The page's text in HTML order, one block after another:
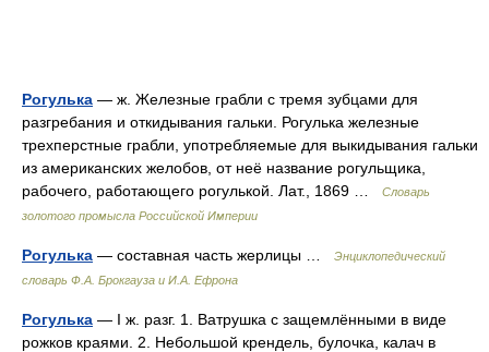
Рогулька — ж. Железные грабли с тремя зубцами для
разгребания и откидывания гальки. Рогулька железные
трехперстные грабли, употребляемые для выкидывания гальки
из американских желобов, от неё название рогульщика,
рабочего, работающего рогулькой. Лат., 1869 …
Словарь
золотого промысла Российской Империи
Рогулька — составная часть жерлицы …
Энциклопедический
словарь Ф.А. Брокгауза и И.А. Ефрона
Рогулька — I ж. разг. 1. Ватрушка с защемлёнными в виде
рожков краями. 2. Небольшой крендель, булочка, калач в